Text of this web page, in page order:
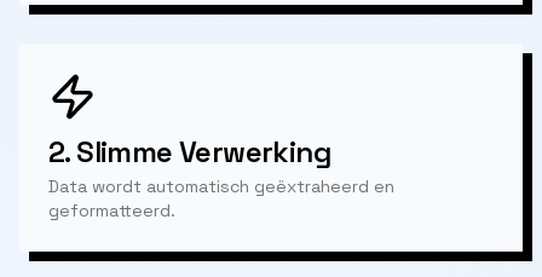
2.Slimme Verwerking
Data wordt automatisch geëxtraheerd en
geformatteerd.